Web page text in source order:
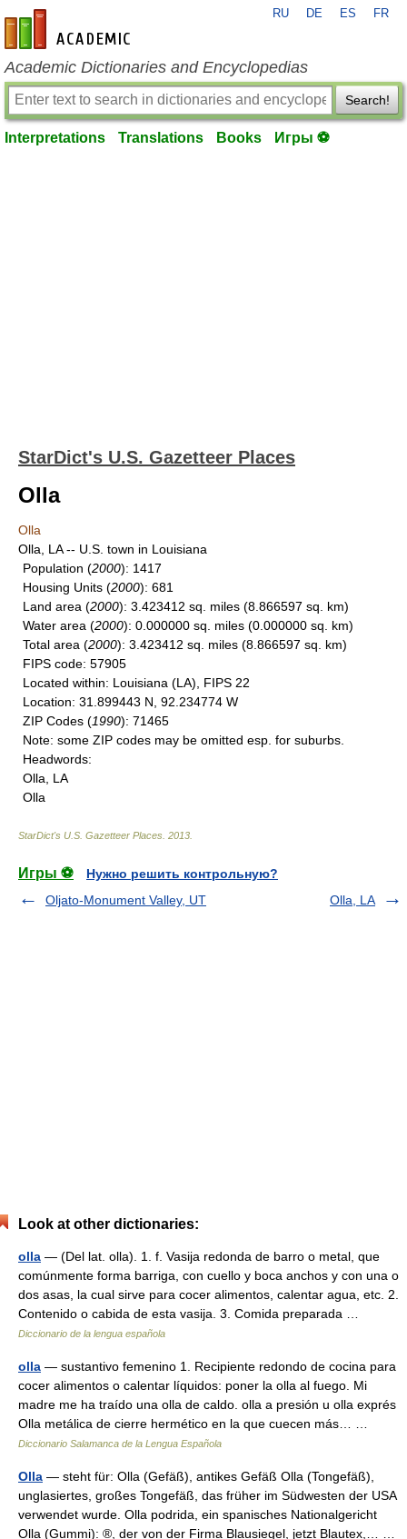
en-academic.com
RU DE ES FR
Academic Dictionaries and Encyclopedias
Search!
Interpretations Translations Books Игры ⚽
StarDict's U.S. Gazetteer Places
Olla
Olla
Olla, LA -- U.S. town in Louisiana
Population (2000): 1417
Housing Units (2000): 681
Land area (2000): 3.423412 sq. miles (8.866597 sq. km)
Water area (2000): 0.000000 sq. miles (0.000000 sq. km)
Total area (2000): 3.423412 sq. miles (8.866597 sq. km)
FIPS code: 57905
Located within: Louisiana (LA), FIPS 22
Location: 31.899443 N, 92.234774 W
ZIP Codes (1990): 71465
Note: some ZIP codes may be omitted esp. for suburbs.
Headwords:
Olla, LA
Olla
StarDict's U.S. Gazetteer Places 2013
Игры ⚽
Нужно решить контрольную?
Oljato-Monument Valley, UT
Olla, LA
Look at other dictionaries:
olla — (Del lat. olla). 1. f. Vasija redonda de barro o metal, que
comúnmente forma barriga, con cuello y boca anchos y con una o
dos asas, la cual sirve para cocer alimentos, calentar agua, etc. 2.
Contenido o cabida de esta vasija. 3. Comida preparada …
Diccionario de la lengua española
olla — sustantivo femenino 1. Recipiente redondo de cocina para
cocer alimentos o calentar líquidos: poner la olla al fuego. Mi
madre me ha traído una olla de caldo. olla a presión u olla exprés
Olla metálica de cierre hermético en la que cuecen más… …
Diccionario Salamanca de la Lengua Española
Olla — steht für: Olla (Gefäß), antikes Gefäß Olla (Tongefäß),
unglasiertes, großes Tongefäß, das früher im Südwesten der USA
verwendet wurde. Olla podrida, ein spanisches Nationalgericht
Olla (Gummi): ®, der von der Firma Blausiegel, jetzt Blautex,… …